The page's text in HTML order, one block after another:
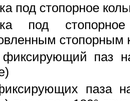
под стопорное
под
стопорным
паз
паза